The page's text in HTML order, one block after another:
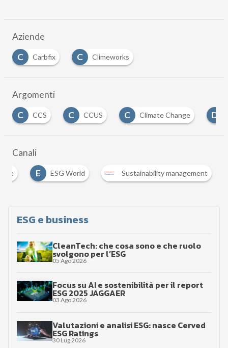
Aziende
C
Carbfix C Climeworks
Argomenti
C
CCS C CCUS C Climate Change D
Canali
E ESG World Sustainability management
ESG e business
CleanTech: che cosa sono e che ruolo
svolgono per l’ESG
05 Ago 2026
Focus su AI e sostenibilità per il report
ESG 2025 JAGGAER
03 Ago 2026
Valutazioni e analisi ESG: nasce Cerved
ESG Ratings
30 Lug 2026